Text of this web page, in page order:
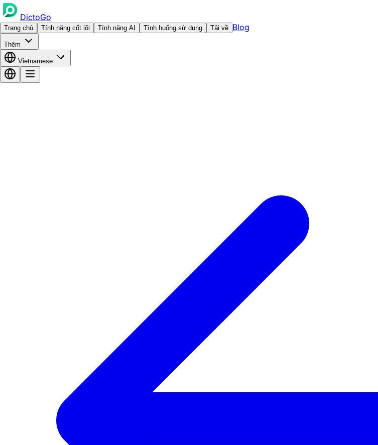
DictoGo
Trang chủ Tính năng cốt lõi Tính năng AI Tình huống sử dụng Tải về Blog
Thêm
Vietnamese